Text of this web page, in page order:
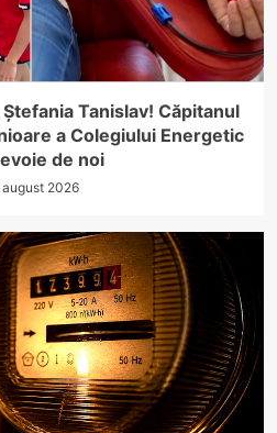
Tanislav! Căpitanul
a Colegiului Energetic
de noi
august 2026